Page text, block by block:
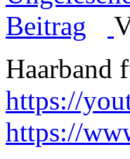
Haarband
https://
https://